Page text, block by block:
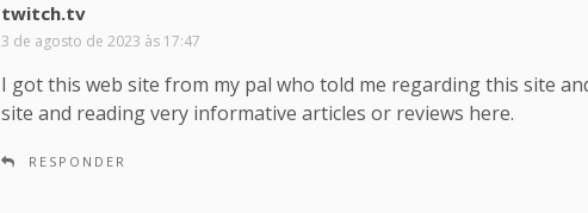
twitch.tv
i
s
e
3 de agosto de 2023 às 17:47
I got this web site from my pal who told me regarding this site
site and reading very informative articles or reviews here.
RESPONDER